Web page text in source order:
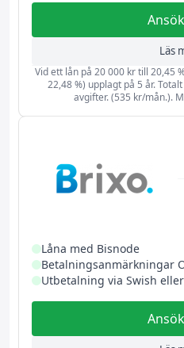
Läs
Vid ett lån på 20 000 kr till 20,45
22,48 %) upplagt på 5 år.
avgifter. (535 kr/mån.).
Låna med Bisnode
Betalningsanmärkningar
Utbetalning via Swish